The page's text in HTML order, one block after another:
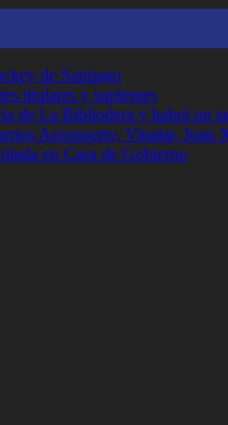
de Santiago
titulares y suplentes
de La Bibliodera y habrá un
Aeropuerto, Vinalar,
en Casa de Gobierno